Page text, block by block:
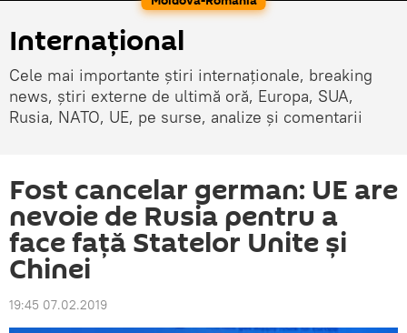
Internaţional
Cele mai importante știri internaționale, breaking
news, știri externe de ultimă oră, Europa, SUA,
Rusia, NATO, UE, pe surse, analize și comentarii
Fost cancelar german: UE are
nevoie de Rusia pentru a
face faţă Statelor Unite şi
Chinei
19:45 07.02.2019